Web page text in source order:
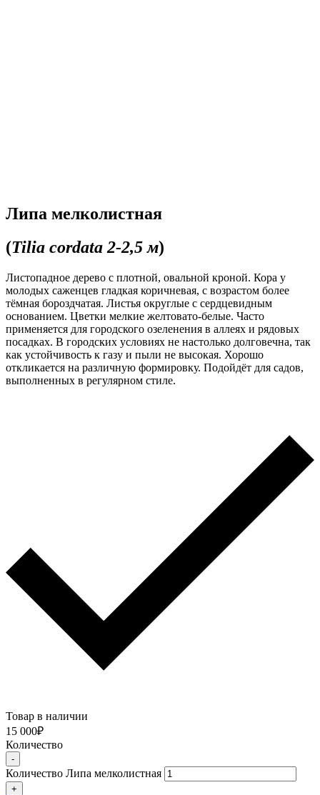
Липа мелколистная
(Tilia cordata 2-2,5 м)
Листопадное дерево с плотной, овальной кроной. Кора у
молодых саженцев гладкая коричневая, с возрастом более
тёмная бороздчатая. Листья округлые с сердцевидным
основанием. Цветки мелкие желтовато-белые. Часто
применяется для городского озеленения в аллеях и рядовых
посадках. В городских условиях не настолько долговечна, так
как устойчивость к газу и пыли не высокая. Хорошо
откликается на различную формировку. Подойдёт для садов,
выполненных в регулярном стиле.
Товар в наличии
15 000₽
Количество
-
Количество Липа мелколистная
+